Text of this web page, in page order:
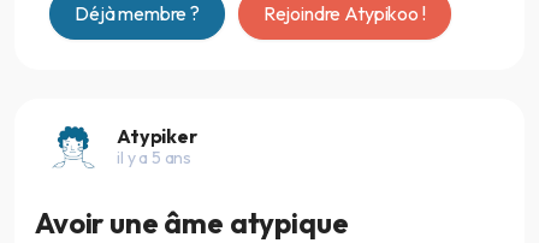
Déjà membre ? Rejoindre Atypikoo !
Atypiker
il y a 5 ans
Avoir une âme atypique